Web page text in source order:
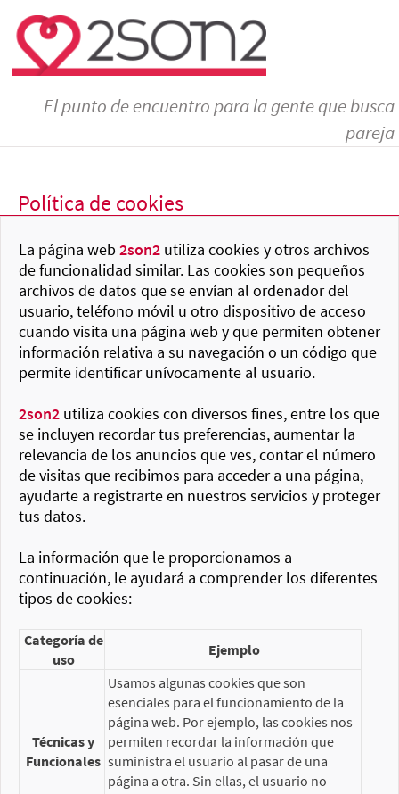
El punto de encuentro para la gente que busca
pareja
Política de cookies
La página web2son2 utiliza cookies y otros archivos
de funcionalidad similar. Las cookies son pequeños
archivos de datos que se envían al ordenador del
usuario, teléfono móvil u otro dispositivo de acceso
cuando visita una página web y que permiten obtener
información relativa a su navegación o un código que
permite identificar unívocamente al usuario.
2son2 utiliza cookies con diversos fines, entre los que
se incluyen recordar tus preferencias, aumentar la
relevancia de los anuncios que ves, contar el número
de visitas que recibimos para acceder a una página,
ayudarte a registrarte en nuestros servicios y proteger
tus datos.
La información que le proporcionamos a
continuación, le ayudará a comprender los diferentes
tipos de cookies:
Categoría de
uso
Ejemplo
Técnicas y
Funcionales
Usamos algunas cookies que son
esenciales para el funcionamiento de la
página web. Por ejemplo, las cookies nos
permiten recordar la información que
suministra el usuario al pasar de una
página a otra. Sin ellas, el usuario no